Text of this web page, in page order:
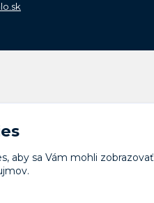
aby sa Vám mohli zobrazovať